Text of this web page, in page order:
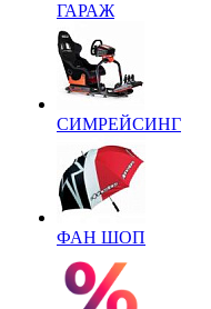
ГАРАЖ
СИМРЕЙСИНГ
ФАН ШОП